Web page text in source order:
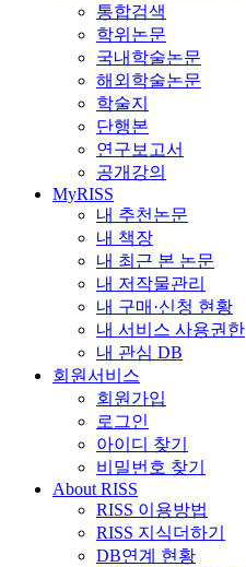
통합검색
학위논문
국내학술논문
해외학술논문
학술지
단행본
연구보고서
공개강의
MyRISS
내 추천논문
내 책장
내 최근 본 논문
내 저작물관리
내 구매·신청 현황
내 서비스 사용권한
내 관심 DB
회원서비스
회원가입
로그인
아이디 찾기
비밀번호 찾기
About RISS
RISS 이용방법
RISS 지식더하기
DB연계 현황